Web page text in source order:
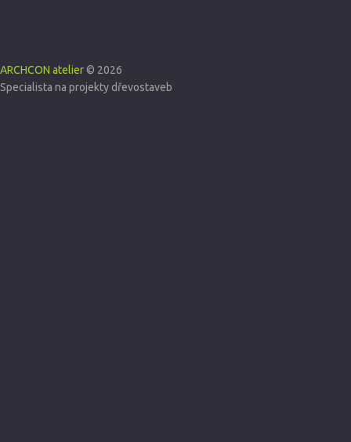
ARCHCON atelier© 2026
Specialista na projekty dřevostaveb